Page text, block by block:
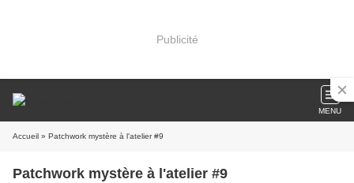
Publicité
MENU
Accueil » Patchwork mystère à l'atelier #9
Patchwork mystère à l'atelier #9